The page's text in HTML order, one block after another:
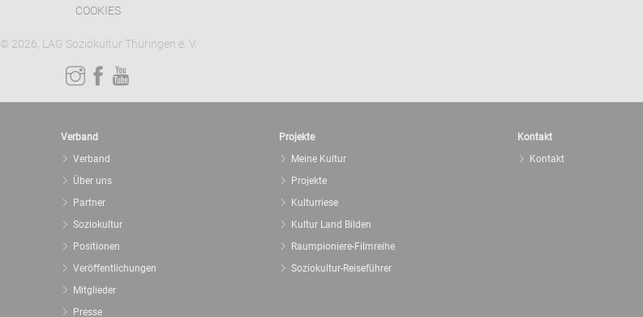
COOKIES
© 2026, LAG Soziokultur Thüringen e. V.
Verband
Verband
Über uns
Partner
Soziokultur
Positionen
Veröffentlichungen
Mitglieder
Presse
Projekte
Meine Kultur
Projekte
Kulturriese
Kultur Land Bilden
Raumpioniere-Filmreihe
Soziokultur-Reiseführer
Kontakt
Kontakt